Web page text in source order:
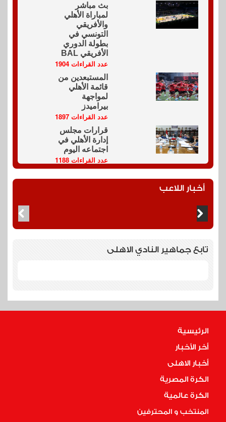
بث مباشر
لمباراة الأهلي
والأفريقي
التونسي في
بطولة الدوري
الأفريقي BAL
عدد القراءات 1904
المستبعدين من
قائمة الأهلي
لمواجهة
بيراميدز
عدد القراءات 1897
قرارات مجلس
إدارة الأهلي في
اجتماعه اليوم
عدد القراءات 1188
أخبار اللاعب
تابع جماهير النادي الاهلى
الرئيسية
أخر الأخبار
أخبار الاهلى
الكرة المصرية
الكرة عالمية
المنتخب و المحترفين